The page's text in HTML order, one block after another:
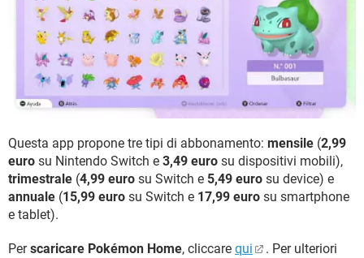
Questa app propone tre tipi di abbonamento: mensile (2,99
euro su Nintendo Switch e 3,49 euro su dispositivi mobili),
trimestrale (4,99 euro su Switch e 5,49 euro su device) e
annuale (15,99 euro su Switch e 17,99 euro su smartphone
e tablet).
Perscaricare Pokémon Home, cliccare qui
. Per ulteriori